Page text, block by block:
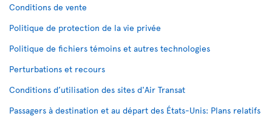
Conditions de vente
Politique de protection de la vie privée
Politique de fichiers témoins et autres technologies
Perturbations et recours
Conditions d’utilisation des sites d'Air Transat
Passagers à destination et au départ des États-Unis: Plans relatifs